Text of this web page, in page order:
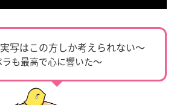
写はこの方しか考えられない〜
ラも最高で心に響いた〜